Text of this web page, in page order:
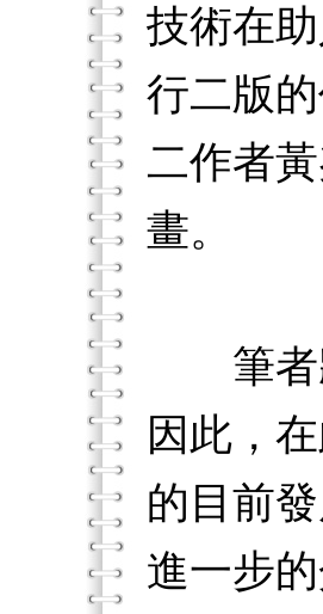
技術在
行二版
二作者
畫。
筆者將
因此，
的目前
進一步